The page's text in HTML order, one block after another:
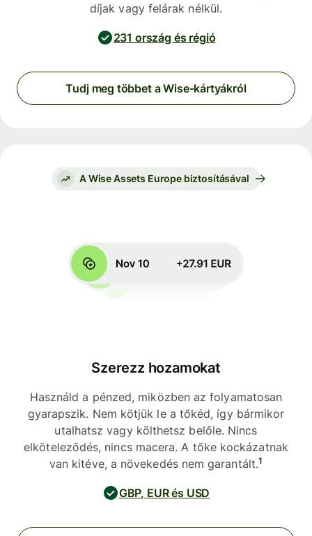
díjak vagy felárak nélkül.
231 ország és régió
Tudj meg többet a Wise-kártyákról
A Wise Assets Europe biztosításával
Szerezz hozamokat
Használd a pénzed, miközben az folyamatosan
gyarapszik. Nem kötjük le a tőkéd, így bármikor
utalhatsz vagy költhetsz belőle. Nincs
elköteleződés, nincs macera. A tőke kockázatnak
van kitéve, a növekedés nem garantált.1
GBP, EUR és USD